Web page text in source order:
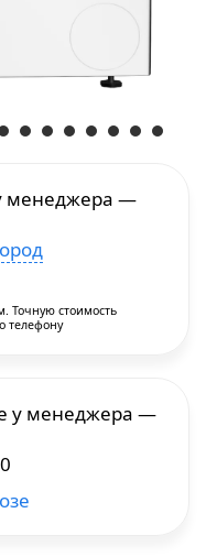
менеджера —
Точную стоимость
телефону
у менеджера —